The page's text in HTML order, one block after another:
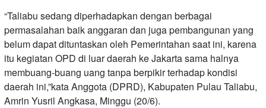
“Taliabu sedang diperhadapkan dengan berbagai
permasalahan baik anggaran dan juga pembangunan yang
belum dapat dituntaskan oleh Pemerintahan saat ini, karena
itu kegiatan OPD di luar daerah ke Jakarta sama halnya
membuang-buang uang tanpa berpikir terhadap kondisi
daerah ini,”kata Anggota (DPRD), Kabupaten Pulau Taliabu,
Amrin Yusril Angkasa, Minggu (20/6).